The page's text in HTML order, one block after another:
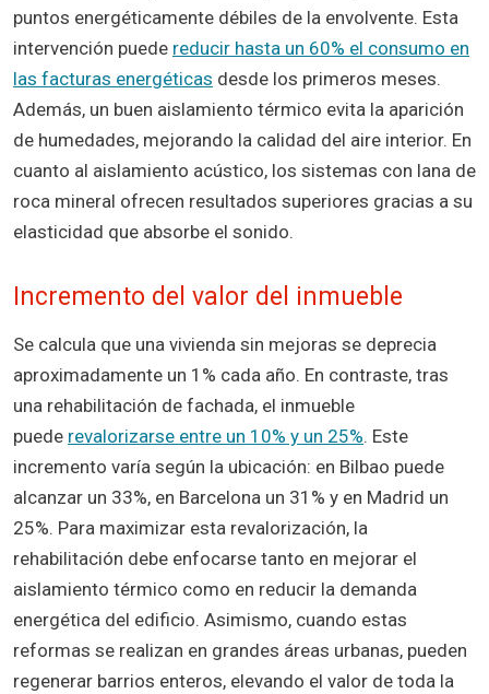
puntos energéticamente débiles de la envolvente. Esta
intervención puede reducir hasta un 60% el consumo en
las facturas energéticas desde los primeros meses.
Además, un buen aislamiento térmico evita la aparición
de humedades, mejorando la calidad del aire interior. En
cuanto al aislamiento acústico, los sistemas con lana de
roca mineral ofrecen resultados superiores gracias a su
elasticidad que absorbe el sonido.
Incremento del valor del inmueble
Se calcula que una vivienda sin mejoras se deprecia
aproximadamente un 1% cada año. En contraste, tras
una rehabilitación de fachada, el inmueble
puede revalorizarse entre un 10% y un 25%. Este
incremento varía según la ubicación: en Bilbao puede
alcanzar un 33%, en Barcelona un 31% y en Madrid un
25%. Para maximizar esta revalorización, la
rehabilitación debe enfocarse tanto en mejorar el
aislamiento térmico como en reducir la demanda
energética del edificio. Asimismo, cuando estas
reformas se realizan en grandes áreas urbanas, pueden
regenerar barrios enteros, elevando el valor de toda la